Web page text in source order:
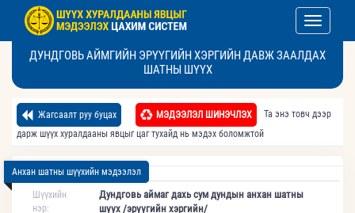
Toggle
ДУНДГОВЬ АЙМГИЙН ЭРҮҮГИЙН ХЭРГИЙН ДАВЖ ЗААЛДАХ
ШАТНЫ ШҮҮХ
Жагсаалт руу буцах МЭДЭЭЛЭЛ ШИНЭЧЛЭХ
Та энэ товч дээр
дарж шүүх хуралдааны явцыг цаг тухайд нь мэдэх боломжтой
Анхан шатны шүүхийн мэдээлэл
Шүүхийн
нэр:
Дундговь аймаг дахь сум дундын анхан шатны
шүүх /эрүүгийн хэргийн/